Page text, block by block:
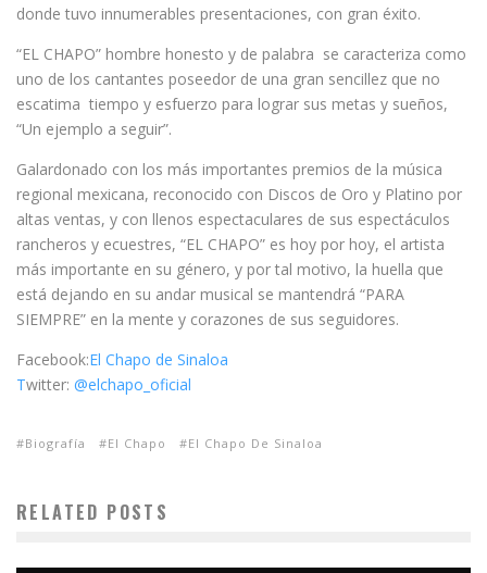
donde tuvo innumerables presentaciones, con gran éxito.
“EL CHAPO” hombre honesto y de palabra se caracteriza como
uno de los cantantes poseedor de una gran sencillez que no
escatima tiempo y esfuerzo para lograr sus metas y sueños,
“Un ejemplo a seguir”.
Galardonado con los más importantes premios de la música
regional mexicana, reconocido con Discos de Oro y Platino por
altas ventas, y con llenos espectaculares de sus espectáculos
rancheros y ecuestres, “EL CHAPO” es hoy por hoy, el artista
más importante en su género, y por tal motivo, la huella que
está dejando en su andar musical se mantendrá “PARA
SIEMPRE” en la mente y corazones de sus seguidores.
Facebook:El Chapo de Sinaloa
Twitter: @elchapo_oficial
Biografía El Chapo El Chapo De Sinaloa
RELATED POSTS